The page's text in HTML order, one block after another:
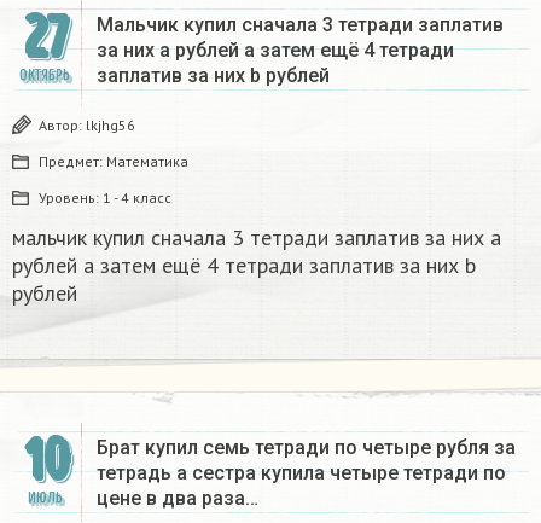
27
ОКТЯБРЬ
Мальчик купил сначала 3 тетради заплатив
за них a рублей а затем ещё 4 тетради
заплатив за них b рублей​
Автор: lkjhg56
Предмет: Математика
Уровень: 1 - 4 класс
мальчик купил сначала 3 тетради заплатив за них a
рублей а затем ещё 4 тетради заплатив за них b
рублей​
10
ИЮЛЬ
Брат купил семь тетради по четыре рубля за
тетрадь а сестра купила четыре тетради по
цене в два раза…